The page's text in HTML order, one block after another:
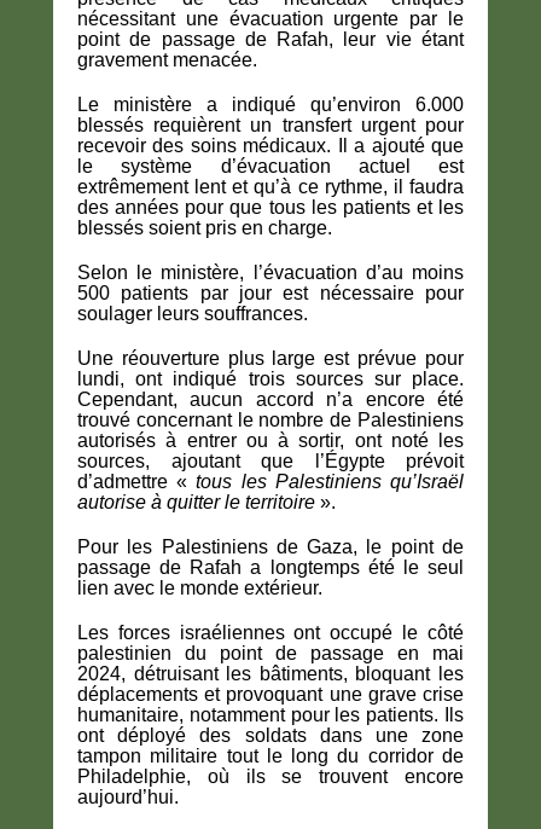
nécessitant une évacuation urgente par le
point de passage de Rafah, leur vie étant
gravement menacée.
Le ministère a indiqué qu’environ 6.000
blessés requièrent un transfert urgent pour
recevoir des soins médicaux. Il a ajouté que
le système d’évacuation actuel est
extrêmement lent et qu’à ce rythme, il faudra
des années pour que tous les patients et les
blessés soient pris en charge.
Selon le ministère, l’évacuation d’au moins
500 patients par jour est nécessaire pour
soulager leurs souffrances.
Une réouverture plus large est prévue pour
lundi, ont indiqué trois sources sur place.
Cependant, aucun accord n’a encore été
trouvé concernant le nombre de Palestiniens
autorisés à entrer ou à sortir, ont noté les
sources, ajoutant que l’Égypte prévoit
d’admettre «tous les Palestiniens qu’Israël
autorise à quitter le territoire ».
Pour les Palestiniens de Gaza, le point de
passage de Rafah a longtemps été le seul
lien avec le monde extérieur.
Les forces israéliennes ont occupé le côté
palestinien du point de passage en mai
2024, détruisant les bâtiments, bloquant les
déplacements et provoquant une grave crise
humanitaire, notamment pour les patients. Ils
ont déployé des soldats dans une zone
tampon militaire tout le long du corridor de
Philadelphie, où ils se trouvent encore
aujourd’hui.